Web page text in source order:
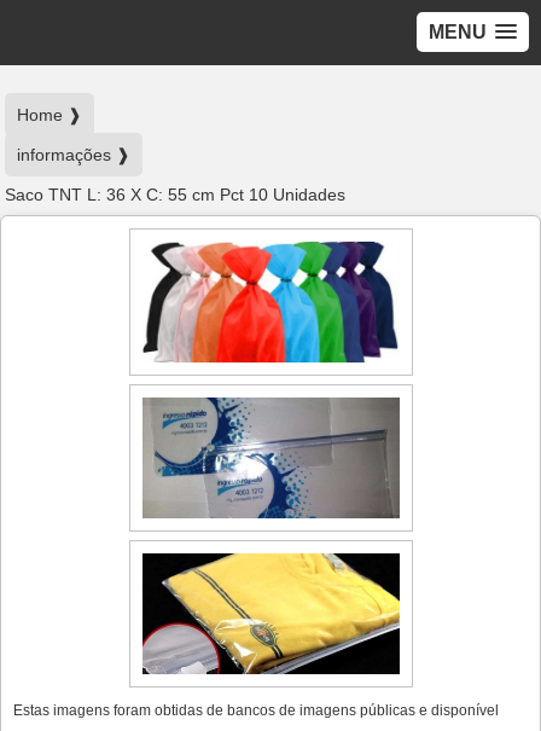
MENU
Home ❱
informações ❱
Saco TNT L: 36 X C: 55 cm Pct 10 Unidades
Estas imagens foram obtidas de bancos de imagens públicas e disponível